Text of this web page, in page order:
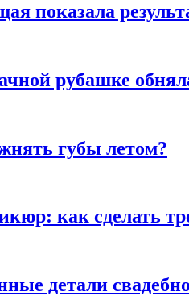
показала
рубашке
губы летом?
как сделать
детали